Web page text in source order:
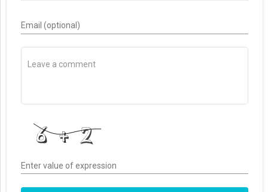
Email (optional)
Enter value of expression